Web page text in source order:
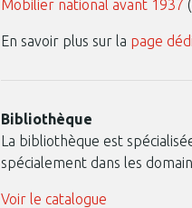
Mobilier national avant 1937
En savoir plus sur la page
Bibliothèque
La bibliothèque est
spécialement dans les
Voir le catalogue